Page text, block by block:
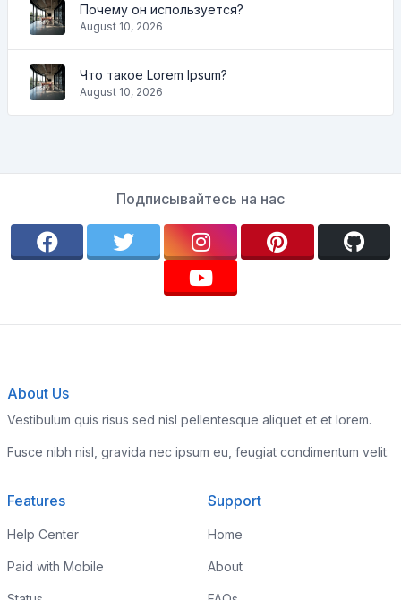
Почему он используется?
August 10, 2026
Что такое Lorem Ipsum?
August 10, 2026
Подписывайтесь на нас
About Us
Vestibulum quis risus sed nisl pellentesque aliquet et et lorem.
Fusce nibh nisl, gravida nec ipsum eu, feugiat condimentum velit.
Features
Help Center
Paid with Mobile
Support
Home
About